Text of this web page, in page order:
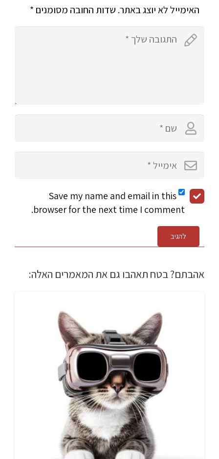
האימייל לא יוצג באתר. שדות החובה מסומנים *
Save my name and email in this
browser for the next time I comment.
להגיב
אהבתם? בטח תאהבו גם את המאמרים האלה: